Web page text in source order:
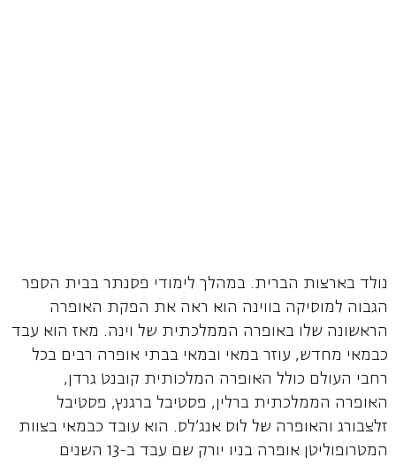
נולד בארצות הברית. במהלך לימודי פסנתר בבית הספר
הגבוה למוסיקה בווינה הוא ראה את הפקת האופרה
הראשונה שלו באופרה הממלכתית של וינה. מאז הוא עבד
כבמאי מחדש, עוזר במאי ובמאי בבתי אופרה רבים בכל
רחבי העולם כולל האופרה המלכותית קובנט גרדן,
האופרה הממלכתית ברלין, פסטיבל ברגנץ, פסטיבל
זלצבורג והאופרה של לוס אנג'לס. הוא עובד כבמאי בצוות
המטרופוליטן אופרה בניו יורק שם עבד ב-13 השנים